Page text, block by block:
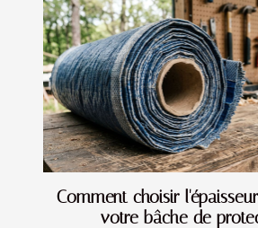
Comment choisir
votre bâche de